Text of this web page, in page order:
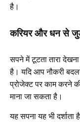
है।
करियर और धन से
सपने में टूटता तारा
है। यदि आप नौकरी
प्रोजेक्ट पर काम करने
माना जा सकता है।
यह सपना यह भी